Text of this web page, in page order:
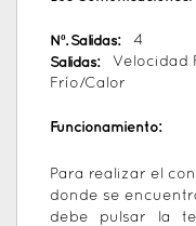
Nº. Salidas:
4
Salidas:
Velocidad
Frío/Calor
Funcionamiento:
Para realizar el
donde se
debe pulsar la